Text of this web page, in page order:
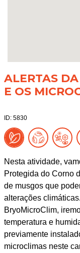
ALERTAS
E OS
ID: 5830
Nesta atividade,
Protegida do Corno
de musgos que
alterações
BryoMicroClim,
temperatura e
previamente
microclimas neste